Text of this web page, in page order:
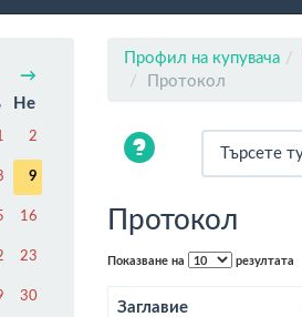
→
Не
2
9
16
23
30
Профил на купувача
Протокол
Протокол
Показване на резултата
Заглавие